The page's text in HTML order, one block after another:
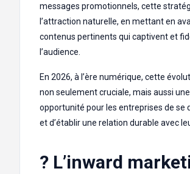
messages promotionnels, cette
l’attraction naturelle, en mettant en
contenus pertinents qui captivent et
l’audience.
En 2026, à l’ère numérique, cette
non seulement cruciale, mais aussi
opportunité pour les entreprises de se
et d’établir une relation durable avec
? L’inward